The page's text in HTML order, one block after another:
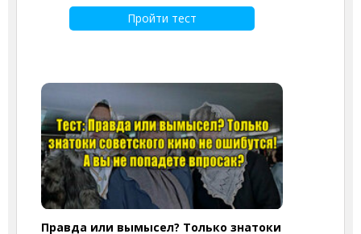
Пройти тест
Правда или вымысел? Только знатоки